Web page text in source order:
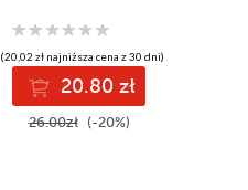
(20,02 zł najniższa cena z 30 dni)
20.80 zł
26.00zł (-20%)